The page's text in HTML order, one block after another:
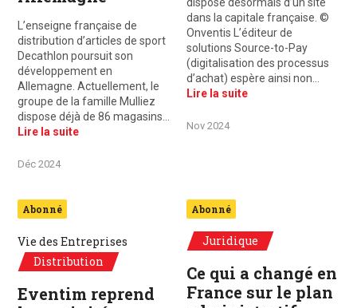
L’enseigne française de
distribution d’articles de sport
Decathlon poursuit son
développement en
Allemagne. Actuellement, le
groupe de la famille Mulliez
dispose déjà de 86 magasins…
Lire la suite
Déc 2024
dans la capitale française. ©
Onventis L’éditeur de
solutions Source-to-Pay
(digitalisation des processus
d’achat) espère ainsi non…
Lire la suite
Nov 2024
Abonné
Vie des Entreprises
Distribution
Eventim reprend
Abonné
Juridique
Ce qui a changé en
France sur le plan